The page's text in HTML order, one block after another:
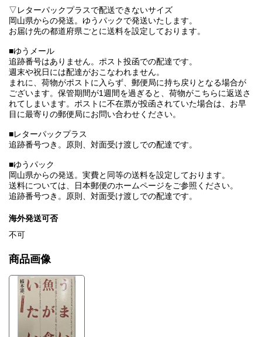
▽レターパックプラスで配送できないサイズ
岡山県からの発送。ゆうパックで発送いたします。
お届け先の都道府県ごとに送料を設定しております。
■ゆうメール
追跡番号はありません。ポスト投函での配達です。
週末や祝日には配達がおこなわれません。
まれに、荷物がポストに入らず、郵便局に持ち戻りとなる場合が
ございます。保管期間が1週間を過ぎると、荷物がこちらに返送さ
れてしまいます。ポストに不在票が投函されていた場合は、お早
目に最寄りの郵便局にお問い合わせください。
■レターパックプラス
追跡番号つき。原則、対面受け渡しでの配達です。
■ゆうパック
岡山県からの発送。実費と同等の送料を設定しております。
送料については、日本郵便のホームページをご参照ください。
追跡番号つき。原則、対面受け渡しでの配達です。
海外発送可否
不可
商品画像